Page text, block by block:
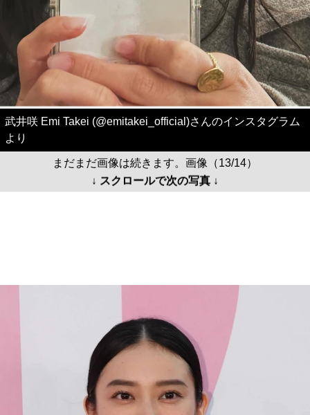
武井咲 Emi Takei (@emitakei_official)さんのインスタグラム
より
まだまだ画像は続きます。画像（13/14）
↓ スクロールで次の写真 ↓